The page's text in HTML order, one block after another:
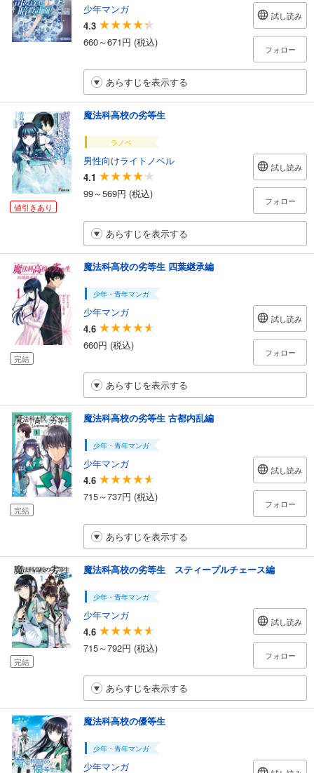
少年マンガ
4.3
660～671円 (税込)
試し読み
フォロー
あらすじを表示する
値引きあり
魔法科高校の劣等生
ラノベ
男性向けライトノベル
4.1
99～569円 (税込)
試し読み
フォロー
あらすじを表示する
完結
魔法科高校の劣等生 四葉継承編
少年・青年マンガ
少年マンガ
4.6
660円 (税込)
試し読み
フォロー
あらすじを表示する
完結
魔法科高校の劣等生 古都内乱編
少年・青年マンガ
少年マンガ
4.6
715～737円 (税込)
試し読み
フォロー
あらすじを表示する
完結
魔法科高校の劣等生 スティープルチェース編
少年・青年マンガ
少年マンガ
4.6
715～792円 (税込)
試し読み
フォロー
あらすじを表示する
魔法科高校の優等生
少年・青年マンガ
少年マンガ